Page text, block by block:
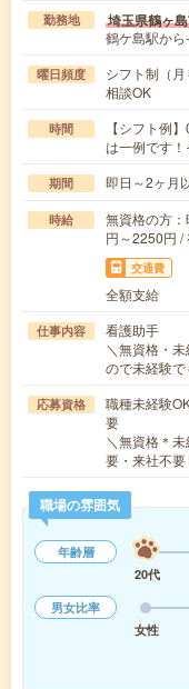
勤務地 埼玉県鶴ヶ
鶴ケ島駅か
曜日頻度
シフト制（
相談OK
時間
【シフト例
は一例です
期間 即日～2ヶ月
時給
無資格の方
円～2250円 /
交通費
全額支給
仕事内容
看護助手
＼無資格・
ので未経験
応募資格
職種未経験
要
＼無資格＊
要・来社不
職場の雰囲気
年齢層
20代
男女比率
女性